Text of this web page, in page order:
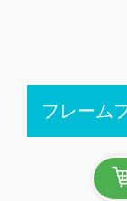
フレーム